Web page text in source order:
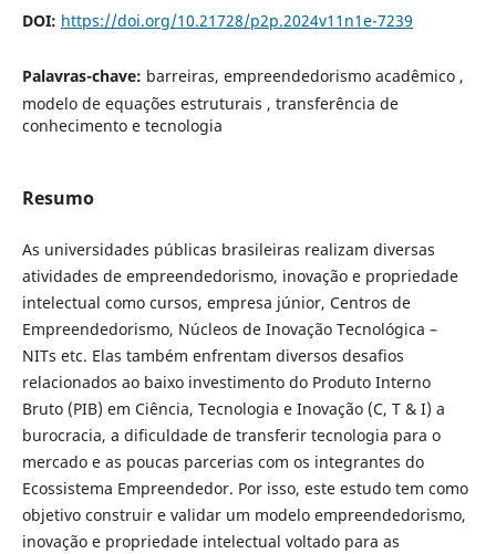
DOI: https://doi.org/10.21728/p2p.2024v11n1e-7239
Palavras-chave: barreiras, empreendedorismo acadêmico ,
modelo de equações estruturais , transferência de
conhecimento e tecnologia
Resumo
As universidades públicas brasileiras realizam diversas
atividades de empreendedorismo, inovação e propriedade
intelectual como cursos, empresa júnior, Centros de
Empreendedorismo, Núcleos de Inovação Tecnológica –
NITs etc. Elas também enfrentam diversos desafios
relacionados ao baixo investimento do Produto Interno
Bruto (PIB) em Ciência, Tecnologia e Inovação (C, T & I) a
burocracia, a dificuldade de transferir tecnologia para o
mercado e as poucas parcerias com os integrantes do
Ecossistema Empreendedor. Por isso, este estudo tem como
objetivo construir e validar um modelo empreendedorismo,
inovação e propriedade intelectual voltado para as